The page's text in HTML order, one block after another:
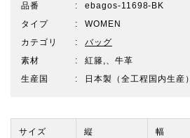
品番
ebagos-11698-BK
タイプ
WOMEN
カテゴリ
バッグ
素材
紅籐,、牛革
生産国
日本製（全工程国内生産）
サイズ 縦 幅